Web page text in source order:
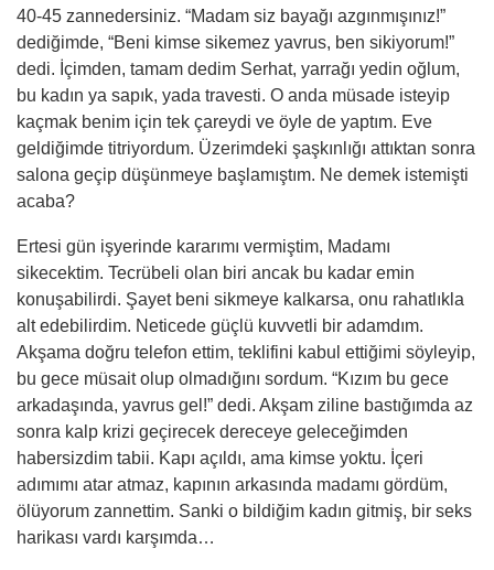
40-45 zannedersiniz. “Madam siz bayağı azgınmışınız!”
dediğimde, “Beni kimse sikemez yavrus, ben sikiyorum!”
dedi. İ çimden, tamam dedim Serhat, yarrağı yedin oğlum,
bu kadın ya sapık, yada travesti. O anda müsade isteyip
kaçmak benim için tek çareydi ve öyle de yaptım. Eve
geldiğimde titriyordum. Üzerimdeki şaşkınlığı attıktan sonra
salona geçip düşünmeye başlamıştım. Ne demek istemişti
acaba?
Ertesi gün işyerinde kararımı vermiştim, Madamı
sikecektim. Tecrübeli olan biri ancak bu kadar emin
konuşabilirdi. Şayetbeni sikmeye kalkarsa, onu rahatlıkla
alt edebilirdim. Neticede güçlü kuvvetli bir adamdım.
Akşama doğru telefon ettim, teklifini kabul ettiğimi söyleyip,
bu gece müsait olup olmadığını sordum. “Kızım bu gece
arkadaşında, yavrus gel!” dedi. Akşam ziline bastığımda az
sonra kalp krizi geçirecek dereceye geleceğimden
habersizdim tabii. Kapı açıldı, ama kimse yoktu. İçeri
adımımı atar atmaz, kapının arkasında madamı gördüm,
ölüyorum zannettim. Sanki o bildiğim kadın gitmiş, bir seks
harikası vardı karşımda…